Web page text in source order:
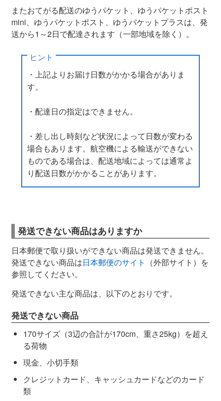
またおてがる配送のゆうパケット、ゆうパケットポスト
mini、ゆうパケットポスト、ゆうパケットプラスは、発
送から1～2日で配達されます（一部地域を除く）。
ヒント
・上記よりお届け日数がかかる場合がありま
す。
・配達日の指定はできません。
・差し出し時刻など状況によって日数が変わる
場合もあります。航空機による輸送ができない
ものである場合は、配送地域によっては通常よ
り配送日数がかかることがあります。
発送できない商品はありますか
日本郵便で取り扱いができない商品は発送できません。
発送できない商品は日本郵便のサイト
（外部サイト）を
参照してください。
発送できない主な商品は、以下のとおりです。
発送できない商品
170サイズ（3辺の合計が170cm、重さ25kg）を超え
る荷物
現金、小切手類
クレジットカード、キャッシュカードなどのカード
類